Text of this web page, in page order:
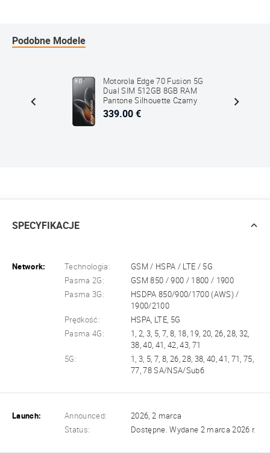
Podobne Modele
Motorola Edge 70 Fusion 5G
Dual SIM 512GB 8GB RAM
Pantone Silhouette Czarny
339.00 €
SPECYFIKACJE
Network: Technologia:
GSM / HSPA / LTE / 5G
Pasma 2G:
GSM 850 / 900 / 1800 / 1900
Pasma 3G:
HSDPA 850/900/1700 (AWS) /
1900/2100
Prędkość:
HSPA, LTE, 5G
Pasma 4G:
1, 2, 3, 5, 7, 8, 18, 19, 20, 26, 28, 32,
38, 40, 41, 42, 43, 71
5G:
1, 3, 5, 7, 8, 26, 28, 38, 40, 41, 71, 75,
77, 78 SA/NSA/Sub6
Launch: Announced:
2026, 2 marca
Status:
Dostępne. Wydane 2 marca 2026 r.